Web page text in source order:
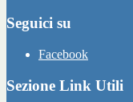
Seguici su
Facebook
Sezione Link Utili